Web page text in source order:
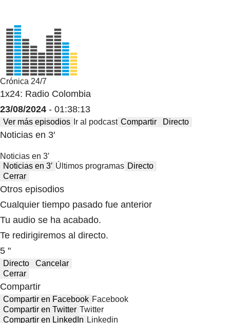
Crónica 24/7
1x24: Radio Colombia
23/08/2024 - 01:38:13
Ver más episodios Ir al podcast Compartir Directo
Noticias en 3′
Noticias en 3′
Noticias en 3′ Últimos programas Directo
Cerrar
Otros episodios
Cualquier tiempo pasado fue anterior
Tu audio se ha acabado.
Te redirigiremos al directo.
5 "
Directo
Cancelar
Cerrar
Compartir
Compartir en Facebook Facebook
Compartir en Twitter Twitter
Compartir en LinkedIn Linkedin